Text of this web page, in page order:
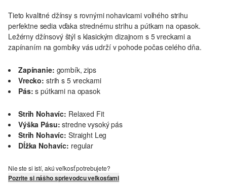
Tieto kvalitné džínsy s rovnými nohavicami voľného strihu
perfektne sedia vďaka strednému strihu a pútkam na opasok.
Ležérny džínsový štýl s klasickým dizajnom s 5 vreckami a
zapínaním na gombíky vás udrží v pohode počas celého dňa.
Zapínanie: gombík, zips
Vrecko: strih s 5 vreckami
Pás: s pútkami na opasok
Strih Nohavíc: Relaxed Fit
Výška Pásu: stredne vysoký pás
Strih Nohavíc: Straight Leg
Dĺžka Nohavíc: regular
Nie ste si istí, akú veľkosť potrebujete?
Pozrite si nášho sprievodcu veľkosťami